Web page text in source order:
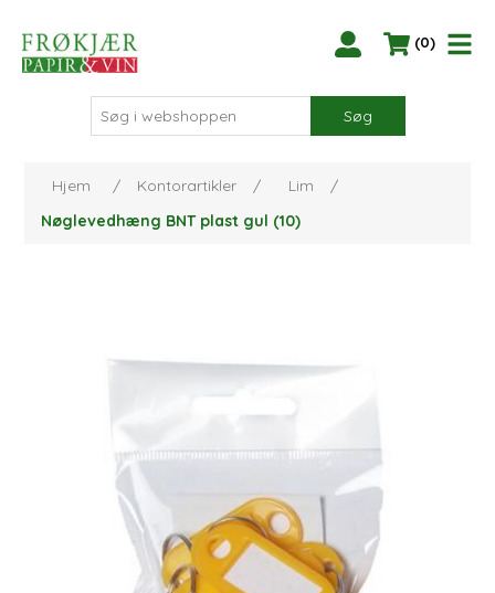
(0)
Søg
Hjem / Kontorartikler / Lim
/
Nøglevedhæng BNT plast gul (10)